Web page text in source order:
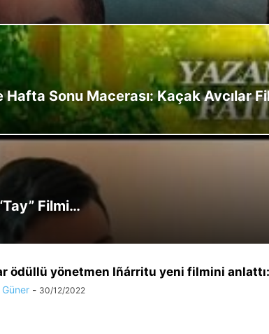
Sonu Macerası: Kaçak Avcılar
Filmi…
ödüllü yönetmen Iñárritu yeni filmini
- 30/12/2022